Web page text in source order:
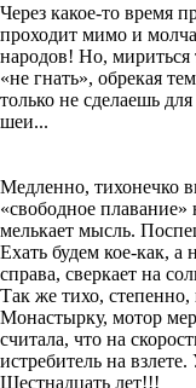
Через какое-то время
проходит мимо и молча
народов! Но, мириться
«не гнать», обрекая
только не сделаешь
шеи...
Медленно, тихонечко
«свободное
мелькает мысль.
Ехать будем кое-как, а
справа, сверкает на
Так же тихо,
Монастырку, мотор
считала, что на
истребитель на
Шестнадцать лет!!!